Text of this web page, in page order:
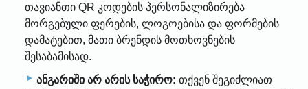
თავიანთი QR კოდების პერსონალიზირება
მორგებული ფერების, ლოგოებისა და ფორმების
დამატებით, მათი ბრენდის მოთხოვნების
შესაბამისად.
ანგარიში არ არის საჭირო: თქვენ შეგიძლიათ